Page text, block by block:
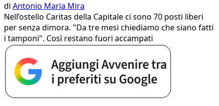
di Antonio Maria Mira
Nell’ostello Caritas della Capitale ci sono 70 posti liberi
per senza dimora. "Da tre mesi chiediamo che siano fatti
i tamponi". Così restano fuori accampati